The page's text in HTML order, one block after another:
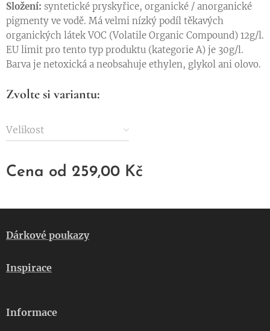
Složení: syntetické pryskyřice, organické / anorganické
pigmenty ve vodě. Má velmi nízký podíl těkavých
organických látek VOC (Volatile Organic Compound) 12g/l.
EU limit pro tento typ produktu (kategorie A) je 30g/l.
Barva je netoxická a neobsahuje ethylen, glykol ani olovo.
Zvolte si variantu:
Velikost
Cena od 259,00 Kč
Dárkové poukazy
Inspirace
Informace